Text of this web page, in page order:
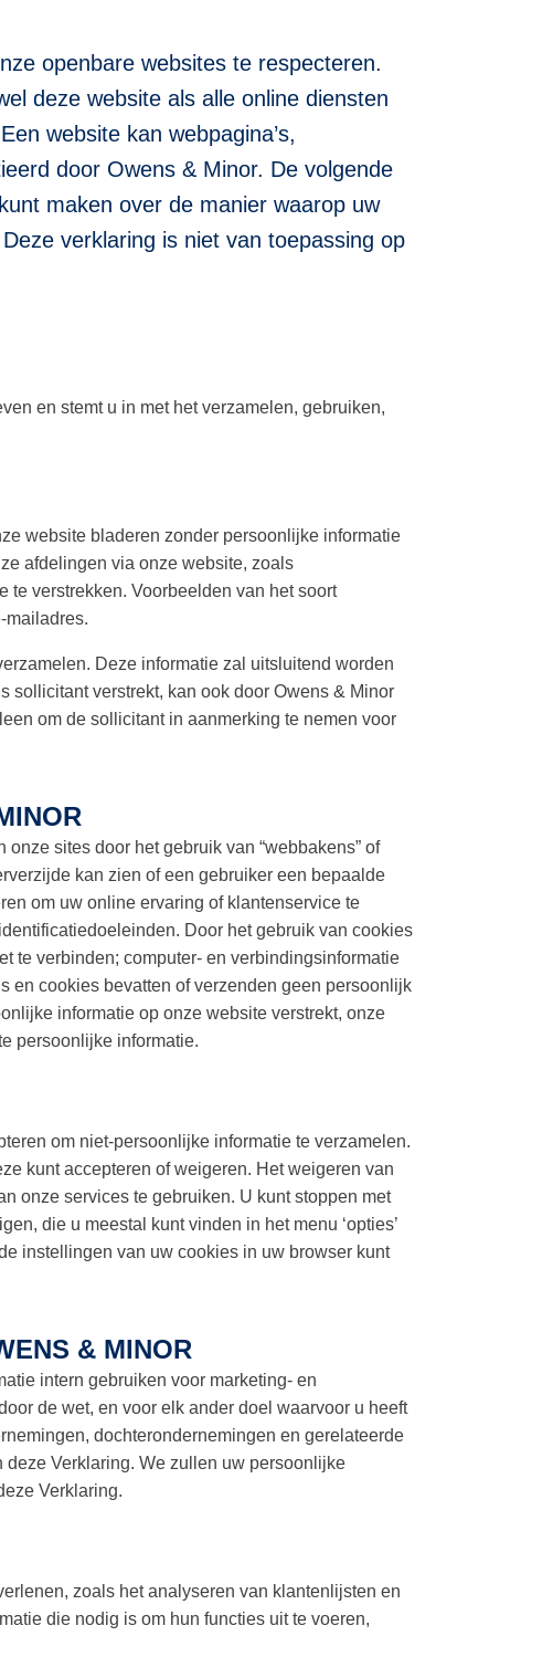
openbare websites te respecteren.
deze website als alle online diensten
website kan webpagina’s,
door Owens & Minor. De volgende
maken over de manier waarop uw
verklaring is niet van toepassing op
en stemt u in met het verzamelen, gebruiken,
website bladeren zonder persoonlijke informatie
afdelingen via onze website, zoals
te verstrekken. Voorbeelden van het soort
mailadres.
Deze informatie zal uitsluitend worden
sollicitant verstrekt, kan ook door Owens & Minor
om de sollicitant in aanmerking te nemen voor
sites door het gebruik van “webbakens” of
kan zien of een gebruiker een bepaalde
om uw online ervaring of klantenservice te
Door het gebruik van cookies
te verbinden; computer- en verbindingsinformatie
en cookies bevatten of verzenden geen persoonlijk
informatie op onze website verstrekt, onze
persoonlijke informatie.
om niet-persoonlijke informatie te verzamelen.
kunt accepteren of weigeren. Het weigeren van
onze services te gebruiken. U kunt stoppen met
die u meestal kunt vinden in het menu ‘opties’
instellingen van uw cookies in uw browser kunt
& MINOR
intern gebruiken voor marketing- en
de wet, en voor elk ander doel waarvoor u heeft
dochterondernemingen en gerelateerde
Verklaring. We zullen uw persoonlijke
Verklaring.
zoals het analyseren van klantenlijsten en
die nodig is om hun functies uit te voeren,